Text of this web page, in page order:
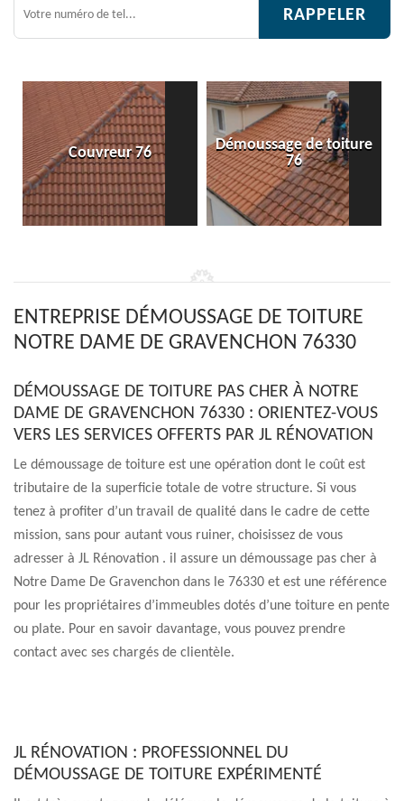
Démoussage de toiture
76
Etanchéité toiture 76
ENTREPRISE DÉMOUSSAGE DE TOITURE
NOTRE DAME DE GRAVENCHON 76330
DÉMOUSSAGE DE TOITURE PAS CHER À NOTRE
DAME DE GRAVENCHON 76330 : ORIENTEZ-VOUS
VERS LES SERVICES OFFERTS PAR JL RÉNOVATION
Le démoussage de toiture est une opération dont le coût est
tributaire de la superficie totale de votre structure. Si vous
tenez à profiter d’un travail de qualité dans le cadre de cette
mission, sans pour autant vous ruiner, choisissez de vous
adresser à JL Rénovation . il assure un démoussage pas cher à
Notre Dame De Gravenchon dans le 76330 et est une référence
pour les propriétaires d’immeubles dotés d’une toiture en pente
ou plate. Pour en savoir davantage, vous pouvez prendre
contact avec ses chargés de clientèle.
JL RÉNOVATION : PROFESSIONNEL DU
DÉMOUSSAGE DE TOITURE EXPÉRIMENTÉ